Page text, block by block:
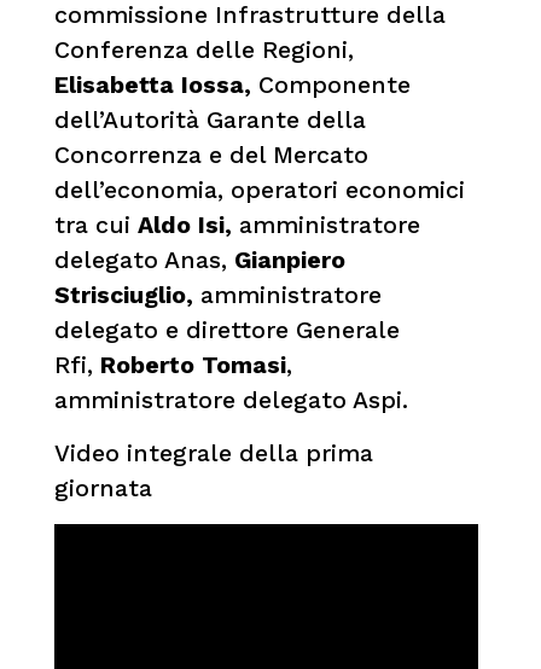
commissione Infrastrutture della
Conferenza delle Regioni,
Elisabetta Iossa, Componente
dell’Autorità Garante della
Concorrenza e del Mercato
dell’economia, operatori economici
tra cui Aldo Isi, amministratore
delegato Anas, Gianpiero
Strisciuglio, amministratore
delegato e direttore Generale
Rfi, Roberto Tomasi,
amministratore delegato Aspi.
Video integrale della prima
giornata